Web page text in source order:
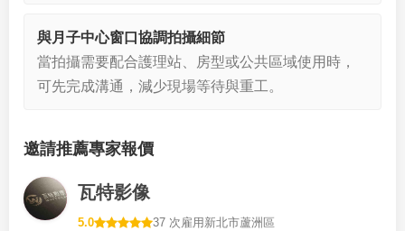
與月子中心窗口協調拍攝細節
當拍攝需要配合護理站、房型或公共區域使用時，
可先完成溝通，減少現場等待與重工。
邀請推薦專家報價
瓦特影像
5.0 37 次雇用 新北市蘆洲區